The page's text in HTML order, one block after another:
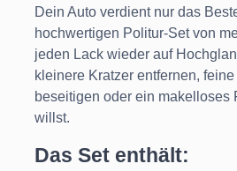
Dein Auto verdient nur das
hochwertigen Politur-Set von
jeden Lack wieder auf
kleinere Kratzer entfernen,
beseitigen oder ein makelloses
willst.
Das Set enthält: